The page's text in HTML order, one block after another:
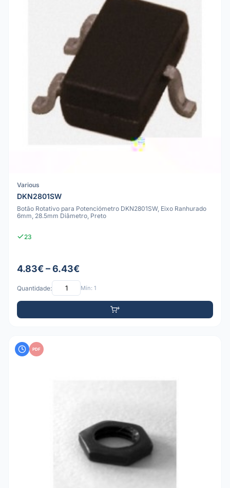
Various
DKN2801SW
Botão Rotativo para Potenciómetro DKN2801SW, Eixo Ranhurado
6mm, 28.5mm Diâmetro, Preto
23
4.83€ – 6.43€
Quantidade: Mín: 1
PDF